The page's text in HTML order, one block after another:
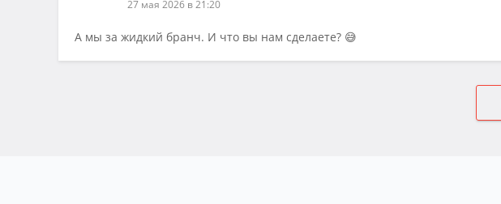
27 мая 2026 в 21:20
А мы за жидкий бранч. И что вы нам сделаете? 😅